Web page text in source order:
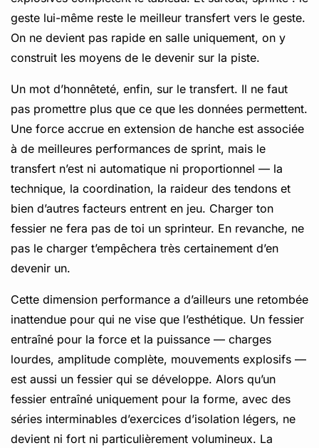
geste lui-même reste le meilleur transfert vers le geste.
On ne devient pas rapide en salle uniquement, on y
construit les moyens de le devenir sur la piste.
Un mot d’honnêteté, enfin, sur le transfert. Il ne faut
pas promettre plus que ce que les données permettent.
Une force accrue en extension de hanche est associée
à de meilleures performances de sprint, mais le
transfert n’est ni automatique ni proportionnel — la
technique, la coordination, la raideur des tendons et
bien d’autres facteurs entrent en jeu. Charger ton
fessier ne fera pas de toi un sprinteur. En revanche, ne
pas le charger t’empêchera très certainement d’en
devenir un.
Cette dimension performance a d’ailleurs une retombée
inattendue pour qui ne vise que l’esthétique. Un fessier
entraîné pour la force et la puissance — charges
lourdes, amplitude complète, mouvements explosifs —
est aussi un fessier qui se développe. Alors qu’un
fessier entraîné uniquement pour la forme, avec des
séries interminables d’exercices d’isolation légers, ne
devient ni fort ni particulièrement volumineux. La